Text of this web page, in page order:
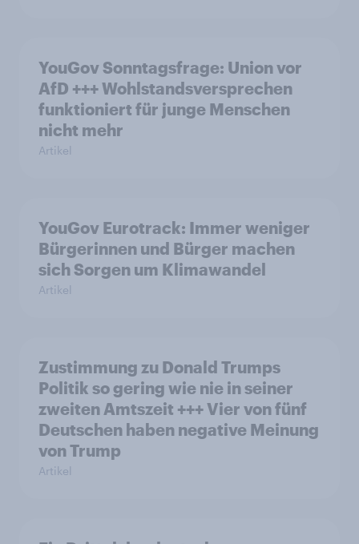
YouGov Sonntagsfrage: Union vor
AfD +++ Wohlstandsversprechen
funktioniert für junge Menschen
nicht mehr
Artikel
YouGov Eurotrack: Immer weniger
Bürgerinnen und Bürger machen
sich Sorgen um Klimawandel
Artikel
Zustimmung zu Donald Trumps
Politik so gering wie nie in seiner
zweiten Amtszeit +++ Vier von fünf
Deutschen haben negative Meinung
von Trump
Artikel